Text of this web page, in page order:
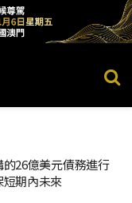
26億美元債務進行
短期內未來